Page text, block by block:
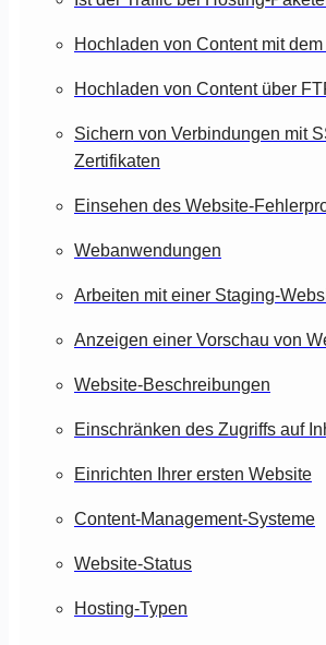
Hochladen von Content mit
Hochladen von Content über
Sichern von Verbindungen mit
Zertifikaten
Einsehen des Website-
Webanwendungen
Arbeiten mit einer Staging-
Anzeigen einer Vorschau von
Website-Beschreibungen
Einschränken des Zugriffs auf
Einrichten Ihrer ersten Website
Content-Management-Systeme
Website-Status
Hosting-Typen